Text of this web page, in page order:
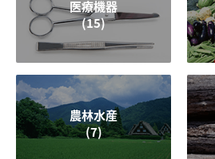
医療機器
(15)
農林水産
(7)